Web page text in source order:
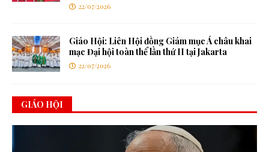
22/07/2026
Giáo Hội: Liên Hội đồng Giám mục Á châu khai
mạc Đại hội toàn thể lần thứ II tại Jakarta
22/07/2026
GIÁO HỘI